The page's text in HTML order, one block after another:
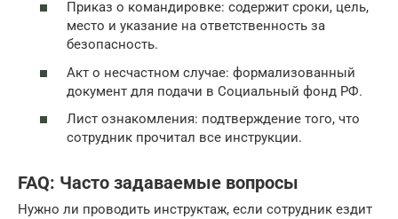
Приказ о командировке: содержит сроки, цель,
место и указание на ответственность за
безопасность.
Акт о несчастном случае: формализованный
документ для подачи в Социальный фонд РФ.
Лист ознакомления: подтверждение того, что
сотрудник прочитал все инструкции.
FAQ: Часто задаваемые вопросы
Нужно ли проводить инструктаж, если сотрудник ездит